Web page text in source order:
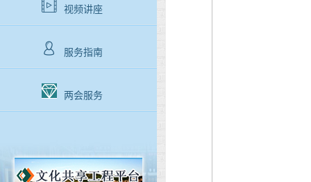
视频讲座
服务指南
两会服务